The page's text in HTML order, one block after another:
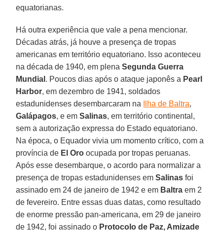
equatorianas.
Há outra experiência que vale a pena mencionar.
Décadas atrás, já houve a presença de tropas
americanas em território equatoriano. Isso aconteceu
na década de 1940, em plenaSegunda Guerra
Mundial . Poucos dias após o ataque japonês a Pearl
Harbor, em dezembro de 1941, soldados
estadunidenses desembarcaram na
Ilha de Baltra,
Galápagos, e emSalinas, em território continental,
sem a autorização expressa do Estado equatoriano.
Na época, o Equador vivia um momento crítico, com a
província de El Oro ocupada por tropas peruanas.
Após esse desembarque, o acordo para normalizar a
presença de tropas estadunidenses emSalinas foi
assinado em 24 de janeiro de 1942 e em Baltra em 2
de fevereiro. Entre essas duas datas, como resultado
de enorme pressão pan-americana, em 29 de janeiro
de 1942, foi assinado o Protocolo de Paz, Amizade